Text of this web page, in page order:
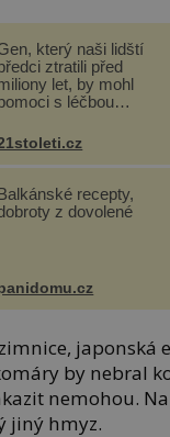
který naši lidští
ztratili před
let, by mohl
s léčbou
recepty,
z dovolené
japonská
by nebral
nemohou.
jiný hmyz.